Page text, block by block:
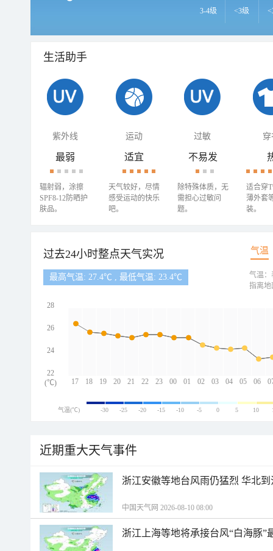
3-4级 <3级
生活助手
紫外线 运动 过敏 穿
最弱
辐射弱，涂擦
SPF8-12防晒护
肤品。
适宜
天气较好，尽情
感受运动的快乐
吧。
不易发
除特殊体质，无
需担心过敏问
题。
适合穿
薄外套
装。
过去24小时整点天气实况 气温
最高气温: 27.4℃ , 最低气温: 23.4℃
17 18 19 20 21 22 23 00 01 02 03 04 05 06
28
26
24
22
(℃)
气温：
指离地
气温(℃) -30 -25 -20 -15 -10 -5 0 5 10
近期重大天气事件
浙江安徽等地台风雨仍猛烈 华北
中国天气网 2026-08-10 08:00
浙江上海等地将承接台风“白海豚”